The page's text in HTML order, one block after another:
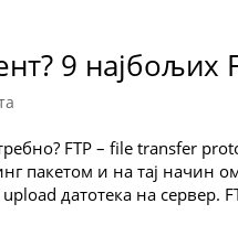
9 најбољих
FTP – file transfer
пакетом и на тај начин
датотека на сервер.